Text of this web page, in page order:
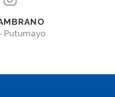
Putumayo